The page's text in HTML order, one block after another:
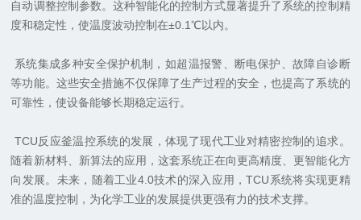
自动调整控制参数。这种智能化的控制方式显著提升了系统的控制精
度和稳定性，使温度波动控制在±0.1℃以内。
系统集成多种安全保护机制，如超温报警、断电保护、故障自诊断
等功能。这些安全措施不仅保障了生产过程的安全，也提高了系统的
可靠性，使设备能够长期稳定运行。
TCU反应釜温控系统的发展，体现了现代工业对精密控制的追求。
随着新材料、新算法的应用，这套系统正在向更高精度、更智能化方
向发展。未来，随着工业4.0技术的深入应用，TCU系统将实现更精
准的温度控制，为化学工业的发展提供更强有力的技术支撑。